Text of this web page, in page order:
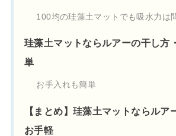
100均の珪藻土マットでも吸水力は
珪藻土マットならルアーの干し方
単
お手入れも簡単
【まとめ】珪藻土マットならルア
お手軽